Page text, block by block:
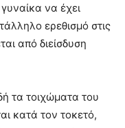
γυναίκα να έχει
ερεθισμό στις
από διείσδυση
τα τοιχώματα του
κατά τον τοκετό,